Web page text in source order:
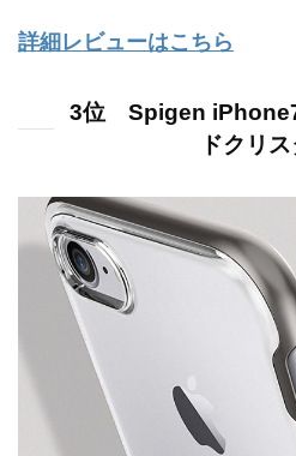
詳細レビューはこちら
3位 Spigen iPhone7
ドクリ